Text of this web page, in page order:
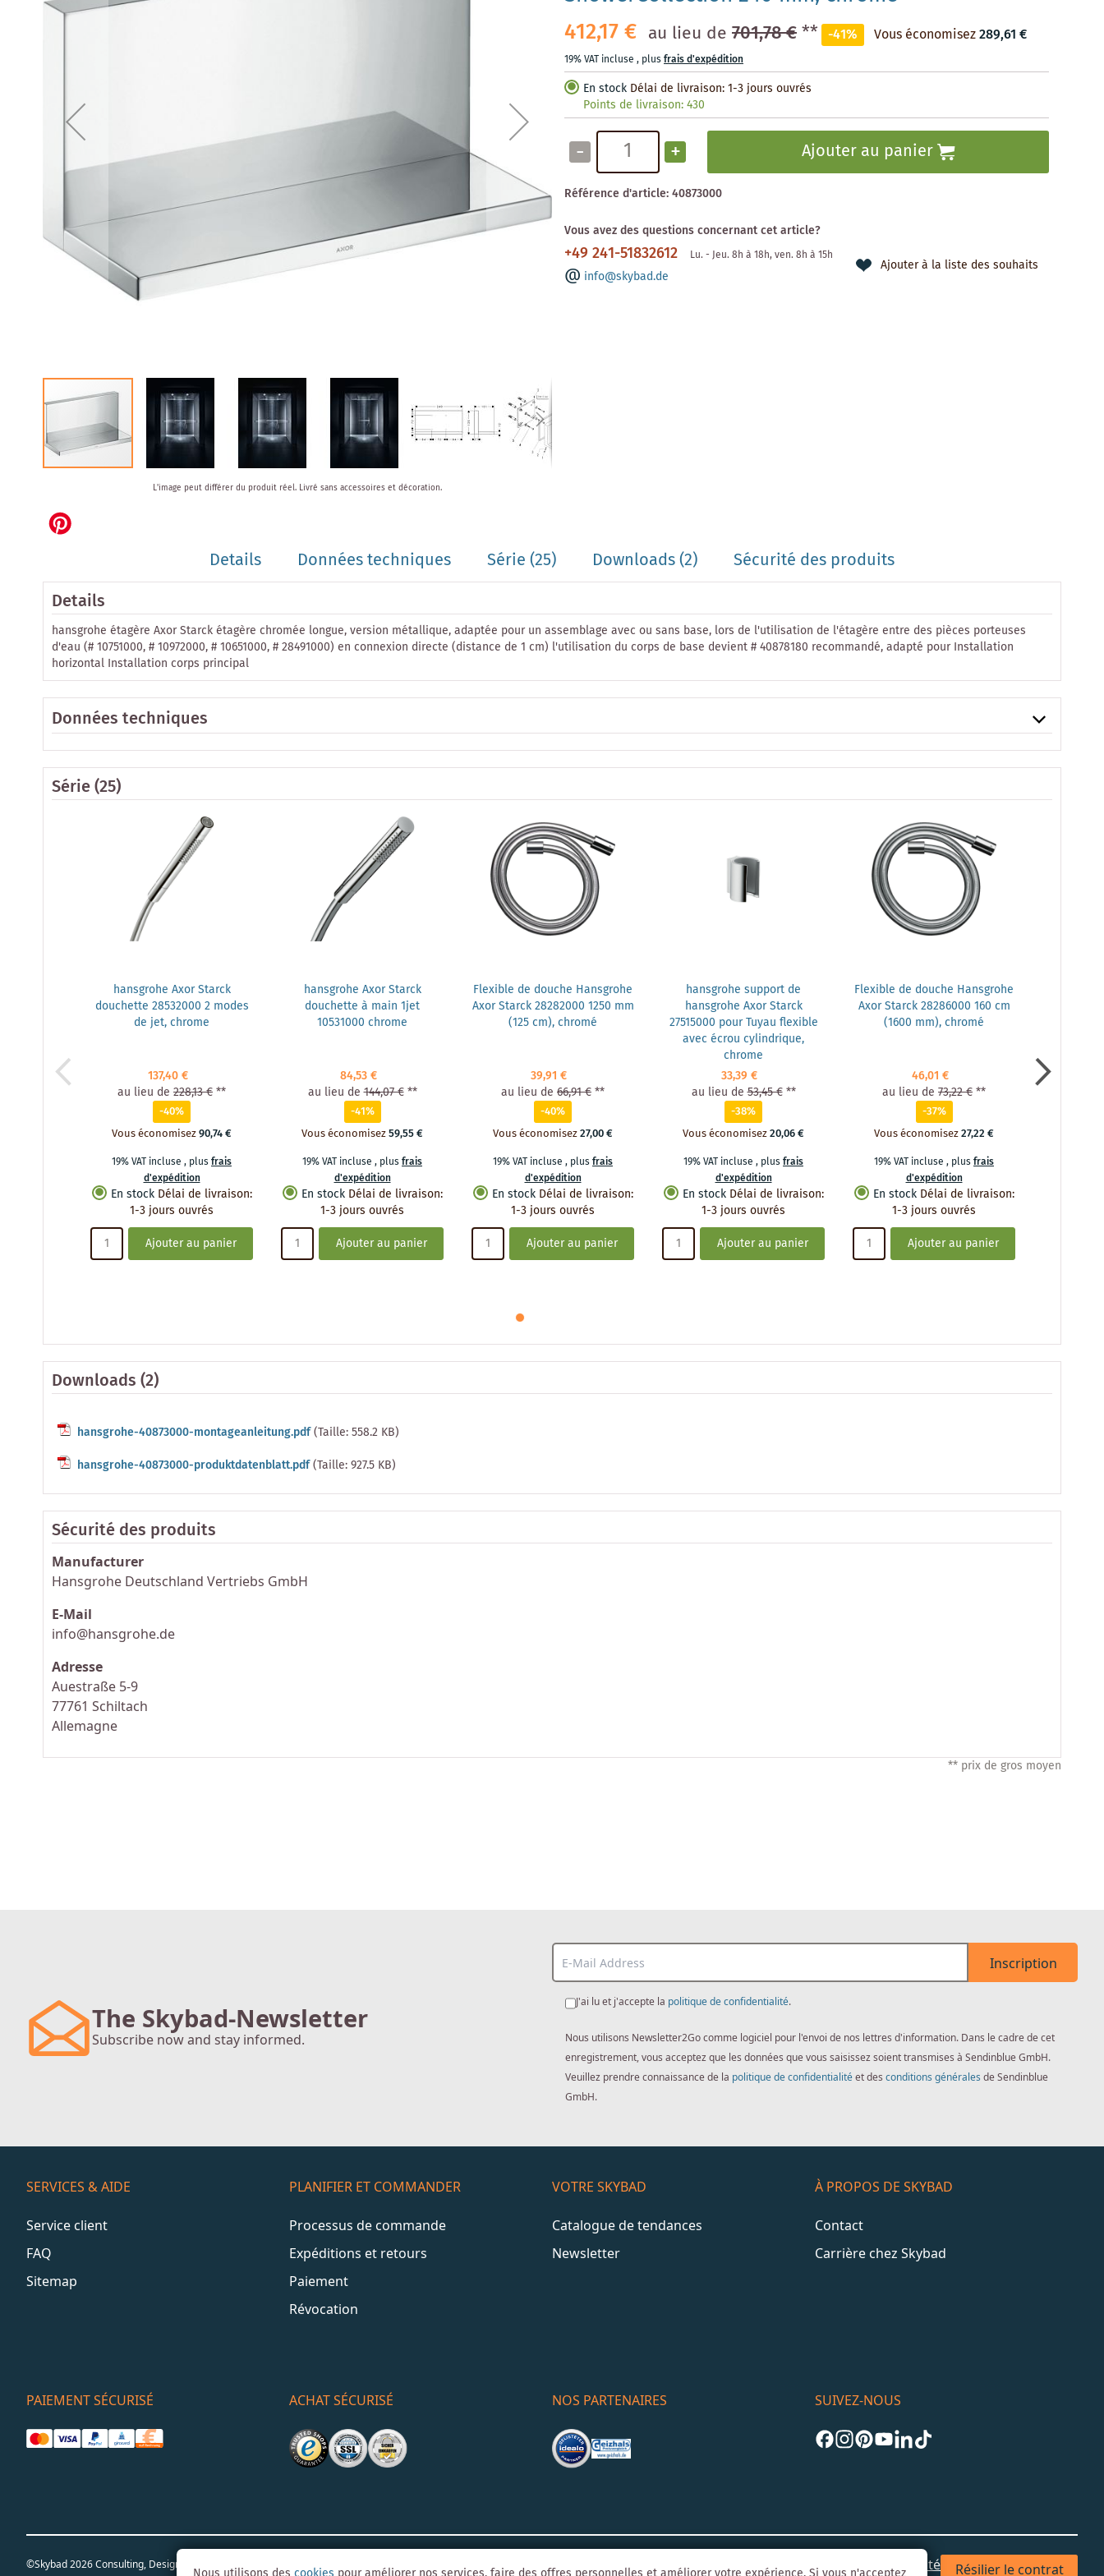
412,17 € au lieu de 701,78 €** -41% Vous économisez289,61 €
19% VAT incluse , plusfrais d'expédition
En stock Délai de livraison: 1-3 jours ouvrés
Points de livraison:430
- + Ajouter au panier
Référence d'article:40873000
Vous avez des questions concernant cet article?
+49 241-51832612 Lu. - Jeu. 8h à 18h, ven. 8h à 15h
info@skybad.de
Ajouter à la liste des souhaits
the
beginning
gallery
L'image peut différer du produit réel. Livré sans accessoires et décoration.
Details Données techniques Série(25) Downloads (2)
Sécurité des produits
Details
hansgrohe étagère Axor Starck étagère chromée longue, version métallique, adaptée pour un assemblage avec ou sans base, lors de l'utilisation de l'étagère entre des pièces porteuses
d'eau (# 10751000, # 10972000, # 10651000, # 28491000) en connexion directe (distance de 1 cm) l'utilisation du corps de base devient # 40878180 recommandé, adapté pour Installation
horizontal Installation corps principal
Données techniques
Série(25)
hansgrohe Axor Starck
douchette 28532000 2 modes
de jet, chrome
137,40 €
au lieu de 228,13 €**
-40%
Vous économisez90,74 €
19% VAT incluse , plusfrais
d'expédition
En stock Délai de livraison:
1-3 jours ouvrés
Ajouter au panier
hansgrohe Axor Starck
douchette à main 1jet
10531000 chrome
84,53 €
au lieu de 144,07 € **
-41%
Vous économisez59,55 €
19% VAT incluse , plusfrais
d'expédition
En stock Délai de livraison:
1-3 jours ouvrés
Ajouter au panier
Flexible de douche Hansgrohe
Axor Starck 28282000 1250 mm
(125 cm), chromé
39,91 €
au lieu de 66,91 €**
-40%
Vous économisez27,00 €
19% VAT incluse , plusfrais
d'expédition
En stock Délai de livraison:
1-3 jours ouvrés
Ajouter au panier
hansgrohe support de
hansgrohe Axor Starck
27515000 pour Tuyau flexible
avec écrou cylindrique,
chrome
33,39 €
au lieu de 53,45 € **
-38%
Vous économisez20,06 €
19% VAT incluse , plusfrais
d'expédition
En stock Délai de livraison:
1-3 jours ouvrés
Ajouter au panier
Flexible de douche Hansgrohe
Axor Starck 28286000 160 cm
(1600 mm), chromé
46,01 €
au lieu de 73,22 €**
-37%
Vous économisez27,22 €
19% VAT incluse , plusfrais
d'expédition
En stock Délai de livraison:
1-3 jours ouvrés
Ajouter au panier
Downloads (2)
hansgrohe-40873000-montageanleitung.pdf(Taille: 558.2 KB)
hansgrohe-40873000-produktdatenblatt.pdf(Taille: 927.5 KB)
Sécurité des produits
Manufacturer
Hansgrohe Deutschland Vertriebs GmbH
E-Mail
info@hansgrohe.de
Adresse
Auestraße 5-9
77761 Schiltach
Allemagne
** prix de gros moyen
The Skybad-Newsletter
Subscribe now and stay informed.
Inscription
J'ai lu et j'accepte la politique de confidentialité.
Nous utilisons Newsletter2Go comme logiciel pour l'envoi de nos lettres d'information. Dans le cadre de cet
enregistrement, vous acceptez que les données que vous saisissez soient transmises à Sendinblue GmbH.
Veuillez prendre connaissance de la politique de confidentialitéet des conditions générales de Sendinblue
GmbH.
SERVICES & AIDE
Service client
FAQ
Sitemap
PLANIFIER ET COMMANDER
Processus de commande
Expéditions et retours
Paiement
Révocation
VOTRE SKYBAD
Catalogue de tendances
Newsletter
À PROPOS DE SKYBAD
Contact
Carrière chez Skybad
PAIEMENT SÉCURISÉ ACHAT SÉCURISÉ NOS PARTENAIRES SUIVEZ-NOUS
©Skybad 2026 Consulting, Design und Programmierung durch die Magento-Agentur Mentions légales CGV Confidentialité & Sécurité Résilier le contrat